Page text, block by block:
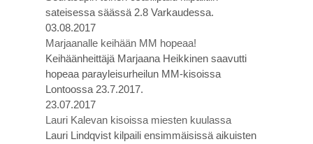
sateisessa säässä 2.8 Varkaudessa.
03.08.2017
Marjaanalle keihään MM hopeaa!
Keihäänheittäjä Marjaana Heikkinen saavutti
hopeaa parayleisurheilun MM-kisoissa
Lontoossa 23.7.2017.
23.07.2017
Lauri Kalevan kisoissa miesten kuulassa
Lauri Lindqvist kilpaili ensimmäisissä aikuisten